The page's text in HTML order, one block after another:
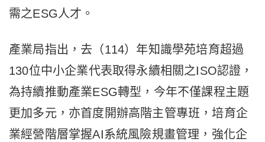
需之ESG人才。
產業局指出，去（114）年知識學苑培育超過
130位中小企業代表取得永續相關之ISO認證，
為持續推動產業ESG轉型，今年不僅課程主題
更加多元，亦首度開辦高階主管專班，培育企
業經營階層掌握AI系統風險規畫管理，強化企